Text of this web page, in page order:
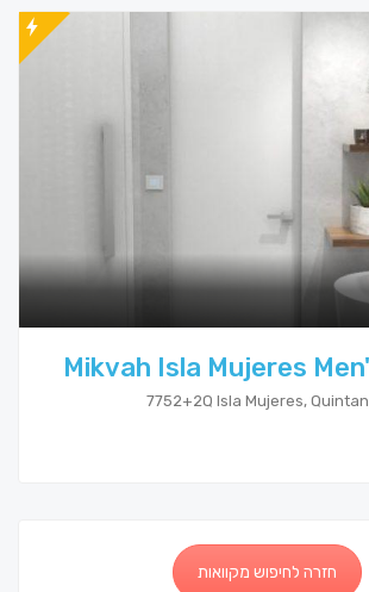
Mikvah Isla Mujeres
חזרה לחיפוש מקוואות